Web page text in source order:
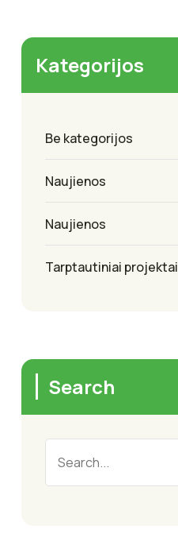
Kategorijos
Be kategorijos
Naujienos
Naujienos
Tarptautiniai projektai
Search